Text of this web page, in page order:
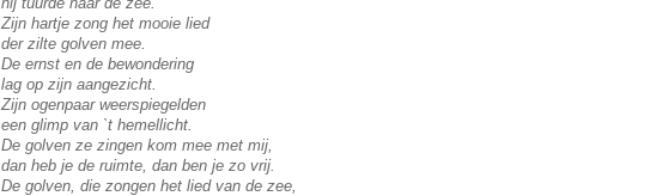
Zijn hartje zong het mooie lied
der zilte golven mee.
De ernst en de bewondering
lag op zijn aangezicht.
Zijn ogenpaar weerspiegelden
een glimp van `t hemellicht.
De golven ze zingen kom mee met mij,
dan heb je de ruimte, dan ben je zo vrij.
De golven, die zongen het lied van de zee,